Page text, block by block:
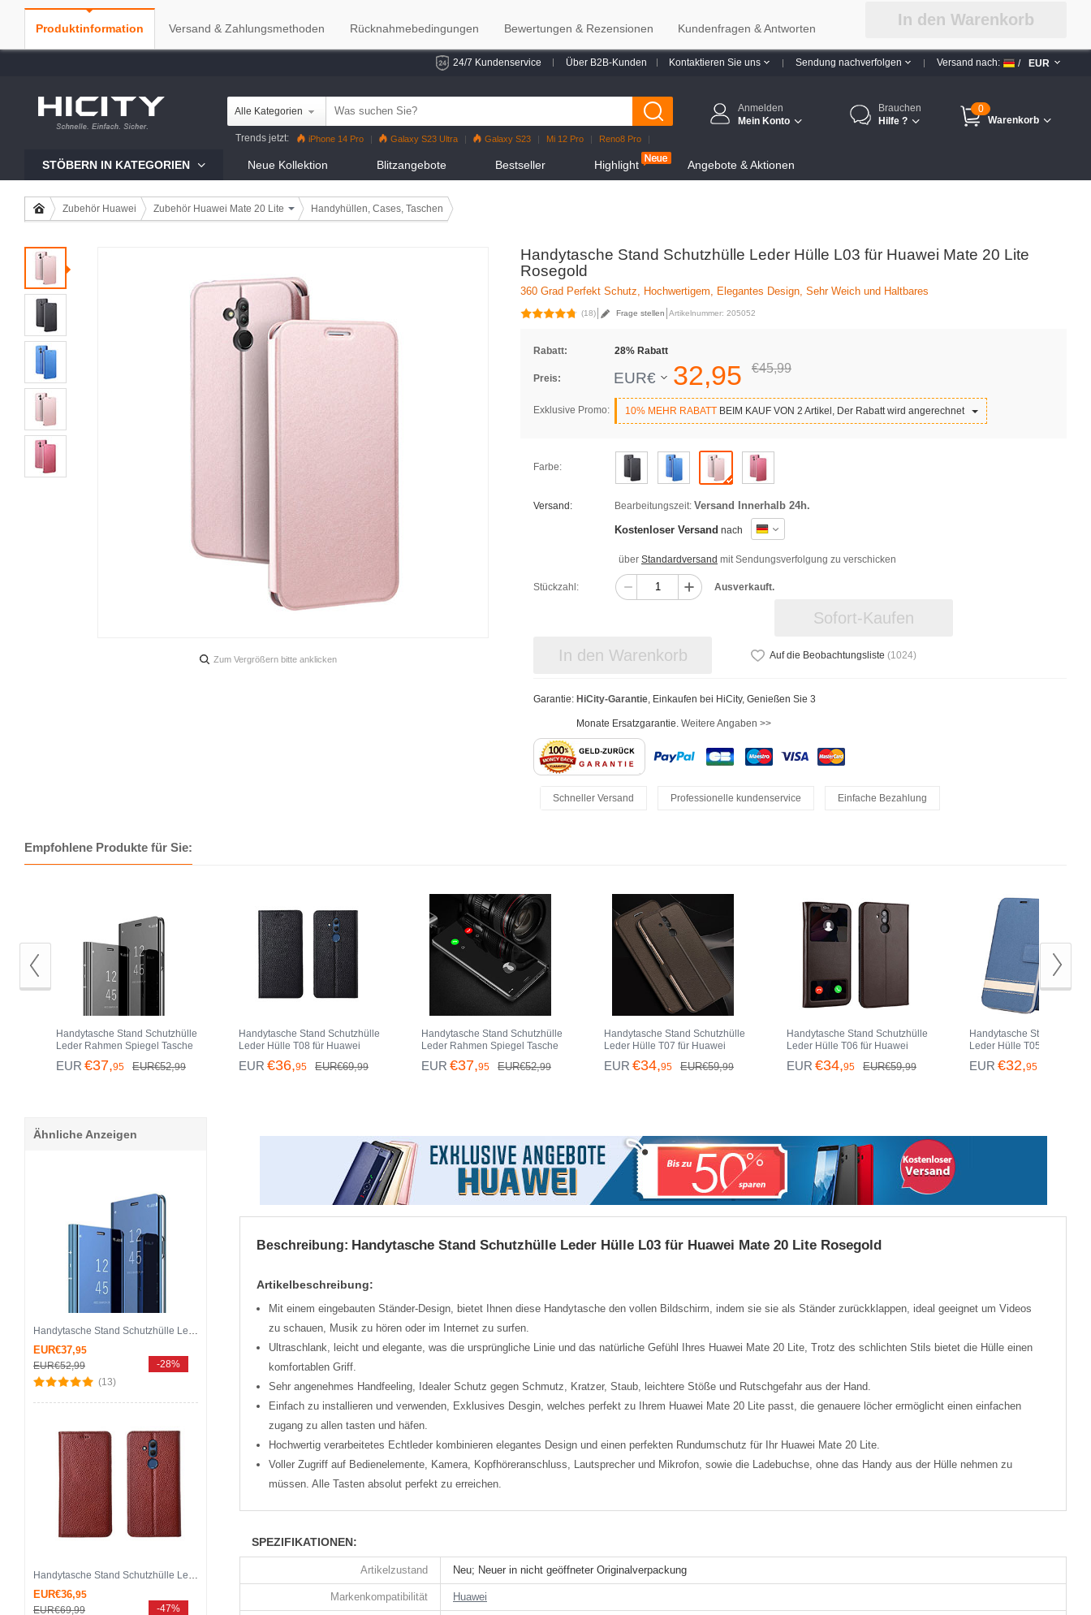
24/7 Kundenservice Über B2B-Kunden Kontaktieren Sie uns Sendung nachverfolgen Versand nach: / EUR
Alle Kategorien
Trends jetzt: iPhone 14 Pro Galaxy S23 Ultra Galaxy S23 Mi 12 Pro
Reno8 Pro
Anmelden
Mein Konto
Brauchen
Hilfe ?
0
Warenkorb
STÖBERN IN KATEGORIEN Neue Kollektion Blitzangebote Bestseller Highlight Angebote & Aktionen
Zubehör Huawei Zubehör Huawei Mate 20 Lite Handyhüllen, Cases, Taschen
Handytasche Stand Schutzhülle Leder Hülle L03 für Huawei Mate 20 Lite
Rosegold
360 Grad Perfekt Schutz, Hochwertigem, Elegantes Design, Sehr Weich und Haltbares
(18) Frage stellen Artikelnummer: 205052
Rabatt: 28% Rabatt
Preis: EUR€ 32,95 €45,99
Exklusive Promo: 10% MEHR RABATT BEIM KAUF VON 2 Artikel, Der Rabatt wird angerechnet
Farbe:
Versand: Bearbeitungszeit: Versand Innerhalb 24h.
Kostenloser Versand nach
über Standardversand mit Sendungsverfolgung zu verschicken
Stückzahl: Ausverkauft.
Sofort-Kaufen
In den Warenkorb Auf die Beobachtungsliste (1024)
Garantie: HiCity-Garantie, Einkaufen bei HiCity, Genießen Sie 3
Monate Ersatzgarantie. Weitere Angaben >>
Schneller Versand Professionelle kundenservice Einfache Bezahlung
Zum Vergrößern bitte anklicken
Empfohlene Produkte für Sie:
Handytasche Stand Schutzhülle
Leder Rahmen Spiegel Tasche
M01 für Huawei Mate 20 Lite
Schwarz
EUR €37,95 EUR€52,99
Handytasche Stand Schutzhülle
Leder Hülle T08 für Huawei
Mate 20 Lite Schwarz
EUR €36,95 EUR€69,99
Handytasche Stand Schutzhülle
Leder Rahmen Spiegel Tasche
M02 für Huawei Mate 20 Lite
Schwarz
EUR €37,95 EUR€52,99
Handytasche Stand Schutzhülle
Leder Hülle T07 für Huawei
Mate 20 Lite Braun
EUR €34,95 EUR€59,99
Handytasche Stand Schutzhülle
Leder Hülle T06 für Huawei
Mate 20 Lite Braun
EUR €34,95 EUR€59,99
Handytasche Stand
Leder Hülle T05 für Huawei
Mate 20 Lite Blau
EUR €32,95
Produktinformation Versand & Zahlungsmethoden Rücknahmebedingungen Bewertungen & Rezensionen Kundenfragen & Antworten In den Warenkorb
Beschreibung: Handytasche Stand Schutzhülle Leder Hülle L03 für Huawei Mate 20 Lite Rosegold
Artikelbeschreibung:
Mit einem eingebauten Ständer-Design, bietet Ihnen diese Handytasche den vollen Bildschirm, indem sie sie als Ständer zurückklappen, ideal geeignet um Videos
zu schauen, Musik zu hören oder im Internet zu surfen.
Ultra­schlank, leicht und elegante, was die ursprüngliche Linie und das natürliche Gefühl Ihres Huawei Mate 20 Lite, Trotz des schlichten Stils bietet die Hülle einen
komfortablen Griff.
Sehr angenehmes Handfeeling, Idealer Schutz gegen Schmutz, Kratzer, Staub, leichtere Stöße und Rutschgefahr aus der Hand.
Einfach zu installieren und verwenden, Exklusives Desgin, welches perfekt zu Ihrem Huawei Mate 20 Lite passt, die genauere löcher ermöglicht einen einfachen
zugang zu allen tasten und häfen.
Hochwertig verarbeitetes Echtleder kombinieren elegantes Design und einen perfekten Rundumschutz für Ihr Huawei Mate 20 Lite.
Voller Zugriff auf Bedienelemente, Kamera, Kopfhöreranschluss, Lautsprecher und Mikrofon, sowie die Ladebuchse, ohne das Handy aus der Hülle nehmen zu
müssen. Alle Tasten absolut perfekt zu erreichen.
SPEZIFIKATIONEN:
Artikelzustand Neu; Neuer in nicht geöffneter Originalverpackung
Markenkompatibilität Huawei
Ähnliche Anzeigen
Handytasche Stand Schutzhülle Leder Rahmen Spiegel Tasche M01 für Huawei Mate 20 Lite Blau
EUR€37,95
EUR€52,99
(13)
-28%
Handytasche Stand Schutzhülle Leder Hülle T08 für Huawei Mate 20 Lite Braun
EUR€36,95
EUR€69,99
-47%